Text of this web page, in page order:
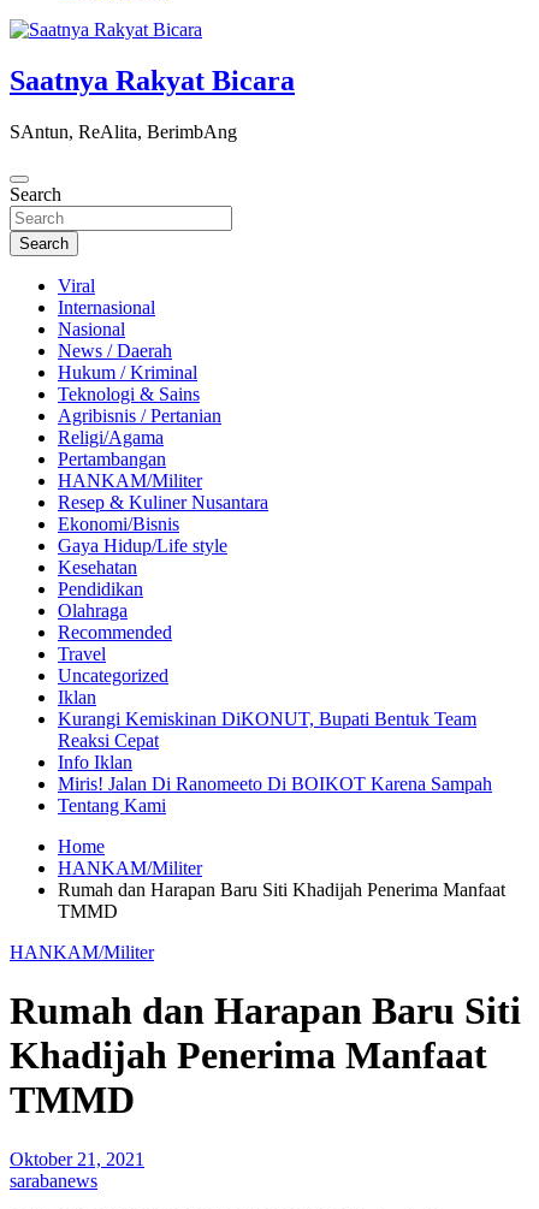
Saatnya Rakyat Bicara
SAntun, ReAlita, BerimbAng
Search
Search
Viral
Internasional
Nasional
News / Daerah
Hukum / Kriminal
Teknologi & Sains
Agribisnis / Pertanian
Religi/Agama
Pertambangan
HANKAM/Militer
Resep & Kuliner Nusantara
Ekonomi/Bisnis
Gaya Hidup/Life style
Kesehatan
Pendidikan
Olahraga
Recommended
Travel
Uncategorized
Iklan
Kurangi Kemiskinan DiKONUT, Bupati Bentuk Team
Reaksi Cepat
Info Iklan
Miris! Jalan Di Ranomeeto Di BOIKOT Karena Sampah
Tentang Kami
Home
HANKAM/Militer
Rumah dan Harapan Baru Siti Khadijah Penerima Manfaat
TMMD
HANKAM/Militer
Rumah dan Harapan Baru Siti
Khadijah Penerima Manfaat
TMMD
Oktober 21, 2021
sarabanews